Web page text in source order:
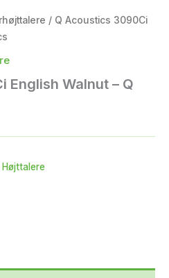
/ Q Acoustics 3090Ci
English Walnut – Q
Højttalere